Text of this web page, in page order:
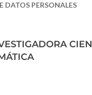
DATOS PERSONALES